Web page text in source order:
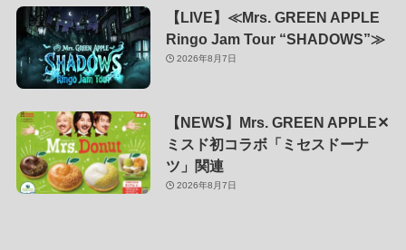
【LIVE】≪Mrs. GREEN APPLE
Ringo Jam Tour “SHADOWS”≫
2026年8月7日
【NEWS】Mrs. GREEN APPLE✕
ミスド初コラボ「ミセスドーナ
ツ」関連
2026年8月7日